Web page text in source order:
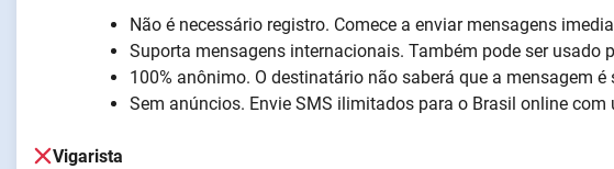
Não é necessário registro. Comece a enviar mensagens
Suporta mensagens internacionais. Também pode ser usado
100% anônimo. O destinatário não saberá que a mensagem é
Sem anúncios. Envie SMS ilimitados para o Brasil online
Vigarista